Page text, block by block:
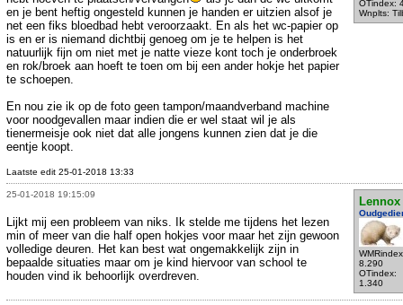
OTindex:
Wnplts:
en je bent heftig ongesteld kunnen je handen er uitzien alsof je
net een fiks bloedbad hebt veroorzaakt. En als het wc-papier op
is en er is niemand dichtbij genoeg om je te helpen is het
natuurlijk fijn om niet met je natte vieze kont toch je onderbroek
en rok/broek aan hoeft te toen om bij een ander hokje het papier
te schoepen.
En nou zie ik op de foto geen tampon/maandverband machine
voor noodgevallen maar indien die er wel staat wil je als
tienermeisje ook niet dat alle jongens kunnen zien dat je die
eentje koopt.
Laatste edit 25-01-2018 13:33
25-01-2018 19:15:09
Lennox
8.290
OTindex:
1.340
Lijkt mij een probleem van niks. Ik stelde me tijdens het lezen
min of meer van die half open hokjes voor maar het zijn gewoon
volledige deuren. Het kan best wat ongemakkelijk zijn in
bepaalde situaties maar om je kind hiervoor van school te
houden vind ik behoorlijk overdreven.